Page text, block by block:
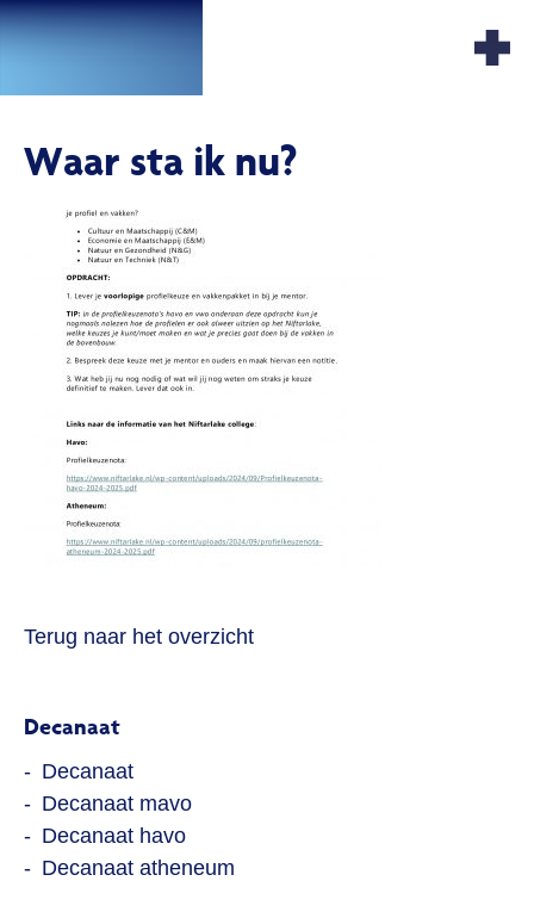
Waar sta ik nu?
Terug naar het overzicht
Decanaat
Decanaat
Decanaat mavo
Decanaat havo
Decanaat atheneum